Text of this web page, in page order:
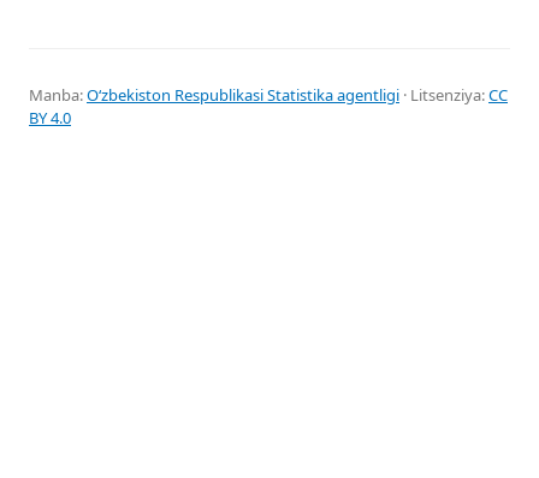
Manba:Oʻzbekiston Respublikasi Statistika agentligi · Litsenziya:CC
BY 4.0